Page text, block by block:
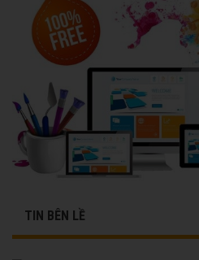
TIN BÊN LỀ